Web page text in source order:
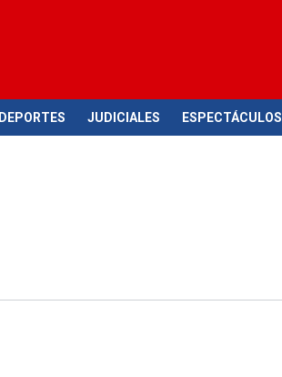
DEPORTES JUDICIALES ESPECTÁCULOS